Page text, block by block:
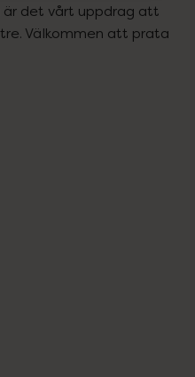
är det vårt uppdrag att
Välkommen att prata